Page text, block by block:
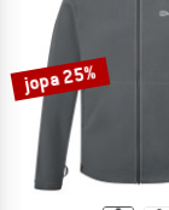
jopa 25%